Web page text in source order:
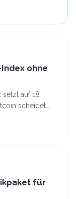
ohne
setzt auf 18
scheidet
für